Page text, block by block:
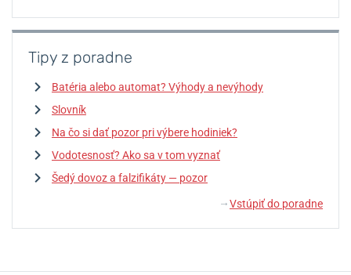
Tipy z poradne
Batéria alebo automat? Výhody a nevýhody
Slovník
Na čo si dať pozor pri výbere hodiniek?
Vodotesnosť? Ako sa v tom vyznať
Šedý dovoz a falzifikáty — pozor
↓ Vstúpiť do poradne